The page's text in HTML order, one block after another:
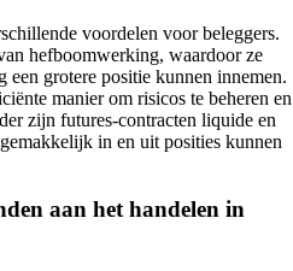
voordelen voor beleggers.
hefboomwerking, waardoor ze
een grotere positie kunnen innemen.
manier om risicos te beheren en
zijn futures-contracten liquide en
in en uit posities kunnen
aan het handelen in